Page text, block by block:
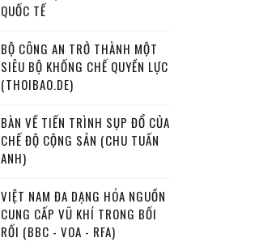
QUỐC TẾ
BỘ CÔNG AN TRỞ THÀNH MỘT
SIÊU BỘ KHỐNG CHẾ QUYỀN LỰC
(THOIBAO.DE)
BÀN VỀ TIẾN TRÌNH SỤP ĐỔ CỦA
CHẾ ĐỘ CỘNG SẢN (CHU TUẤN
ANH)
VIỆT NAM ĐA DẠNG HÓA NGUỒN
CUNG CẤP VŨ KHÍ TRONG BỐI
RỐI (BBC - VOA - RFA)